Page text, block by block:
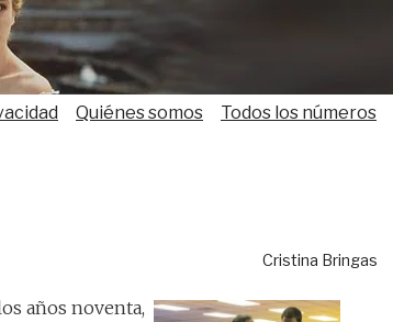
Quiénes somos Todos los números
Cristina Bringas
años noventa,